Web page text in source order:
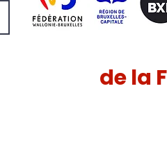
de la